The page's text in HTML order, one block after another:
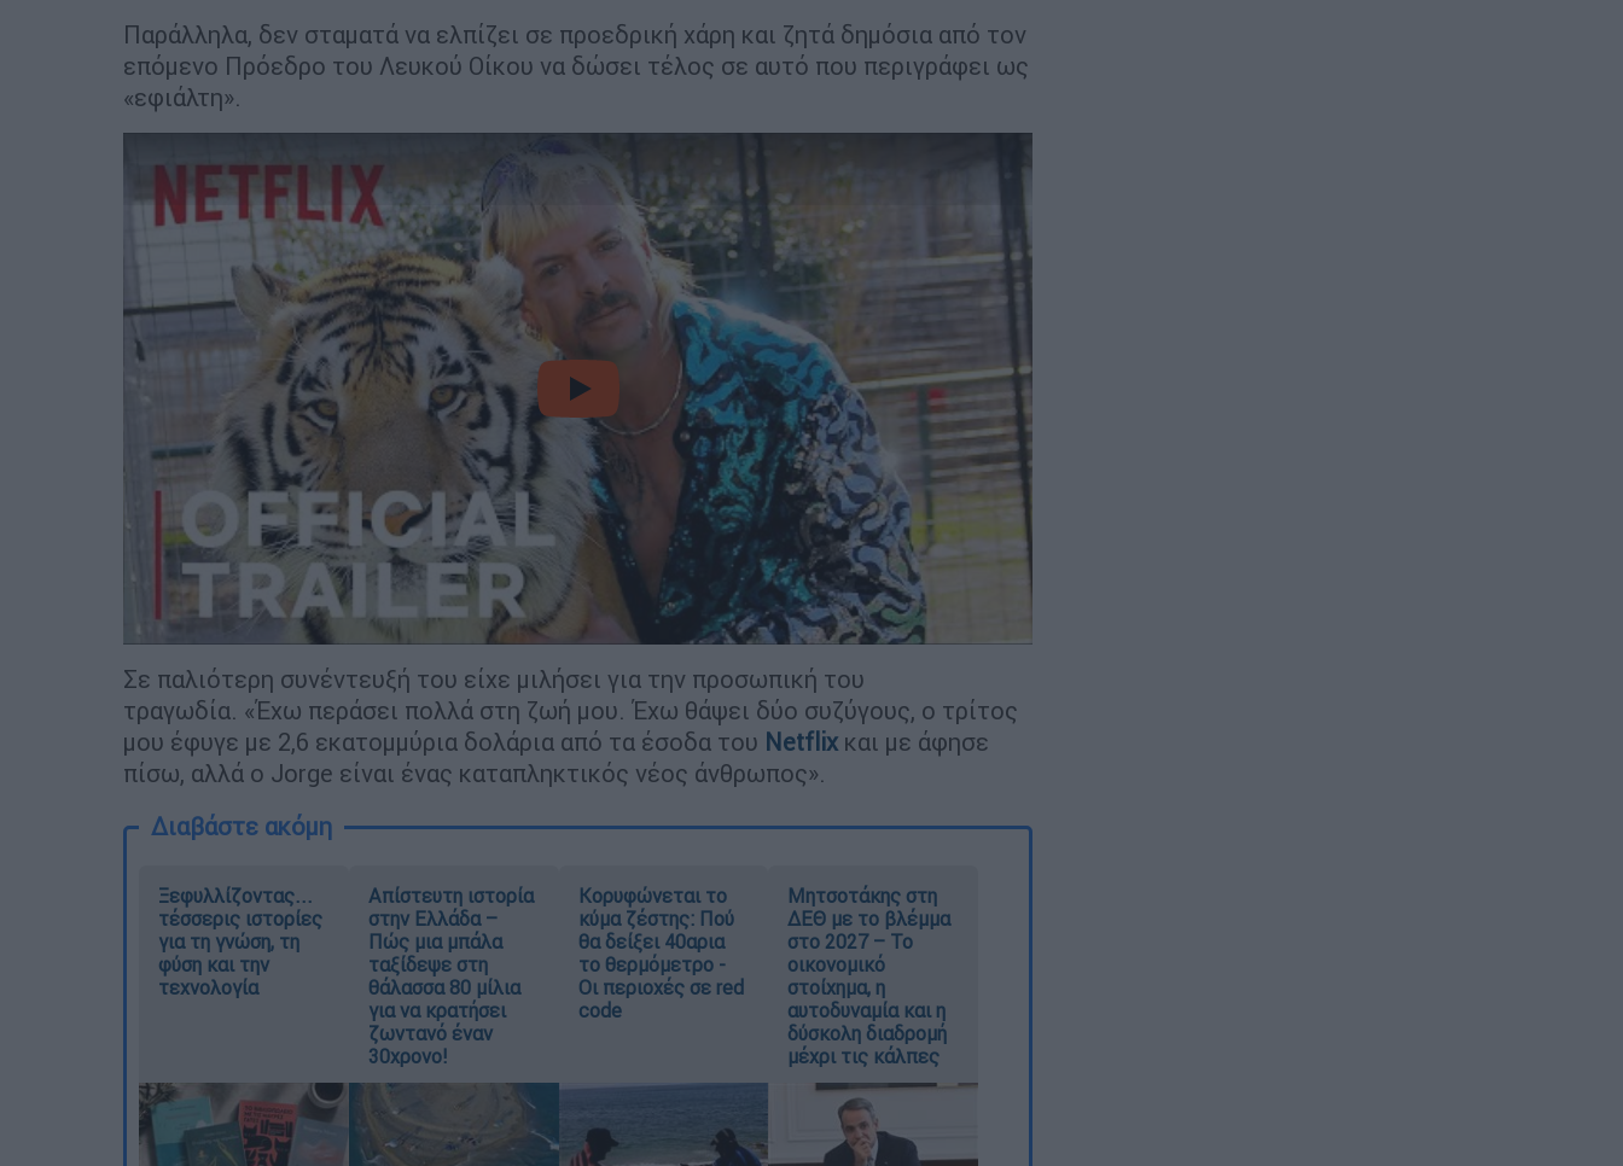
Παράλληλα, δεν σταματά να ελπίζει σε προεδρική χάρη και ζητά δημόσια από τον
επόμενο Πρόεδρο του Λευκού Οίκου να δώσει τέλος σε αυτό που περιγράφει ως
«εφιάλτη».
video
Σε παλιότερη συνέντευξή του είχε μιλήσει για την προσωπική του
τραγωδία. «Έχω περάσει πολλά στη ζωή μου. Έχω θάψει δύο συζύγους, ο τρίτος
μου έφυγε με 2,6 εκατομμύρια δολάρια από τα έσοδα του Netflix και με άφησε
πίσω, αλλά ο Jorge είναι ένας καταπληκτικός νέος άνθρωπος».
Διαβάστε ακόμη
Ξεφυλλίζοντας...
τέσσερις ιστορίες
για τη γνώση, τη
φύση και την
τεχνολογία
Απίστευτη ιστορία
στην Ελλάδα –
Πώς μια μπάλα
ταξίδεψε στη
θάλασσα 80 μίλια
για να κρατήσει
ζωντανό έναν
30χρονο!
Κορυφώνεται το
κύμα ζέστης: Πού
θα δείξει 40αρια
το θερμόμετρο -
Οι περιοχές σε red
code
Μητσοτάκης στη
ΔΕΘ με το βλέμμα
στο 2027 – Το
οικονομικό
στοίχημα, η
αυτοδυναμία και η
δύσκολη διαδρομή
μέχρι τις κάλπες